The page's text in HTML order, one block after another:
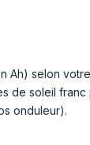
Ah) selon
de soleil
onduleur).